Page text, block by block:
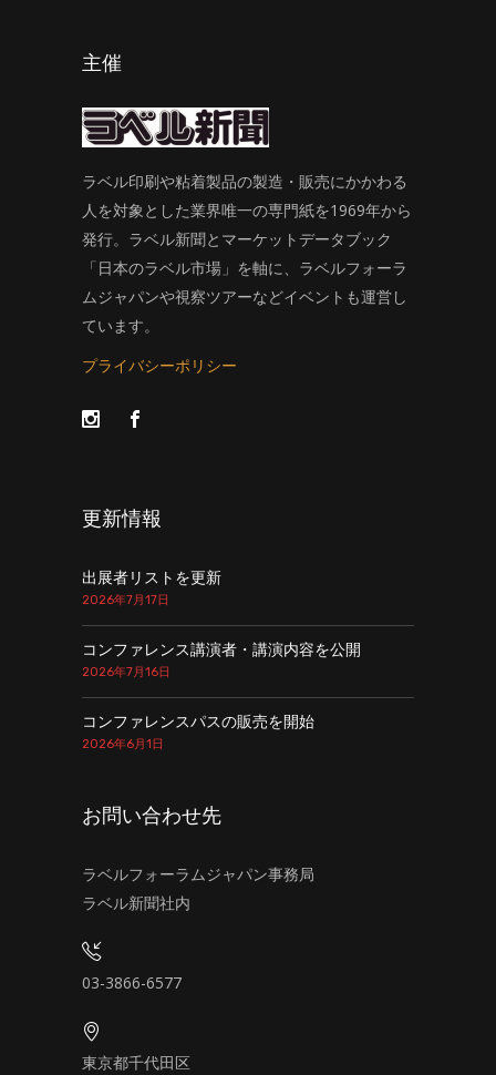
主催
ラベル印刷や粘着製品の製造・販売にかかわる
人を対象とした業界唯一の専門紙を1969年から
発行。ラベル新聞とマーケットデータブック
「日本のラベル市場」を軸に、ラベルフォーラ
ムジャパンや視察ツアーなどイベントも運営し
ています。
プライバシーポリシー
更新情報
出展者リストを更新
2026年7月17日
コンファレンス講演者・講演内容を公開
2026年7月16日
コンファレンスパスの販売を開始
2026年6月1日
お問い合わせ先
ラベルフォーラムジャパン事務局
ラベル新聞社内
03-3866-6577
東京都千代田区